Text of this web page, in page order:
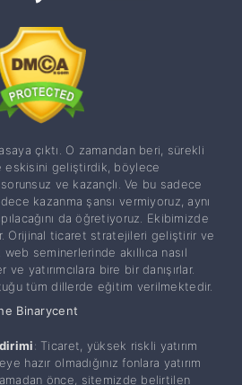
çıktı. O zamandan beri, sürekli
eskisini geliştirdik, böylece
ve kazançlı. Ve bu sadece
kazanma şansı vermiyoruz, aynı
da öğretiyoruz. Ekibimizde
Orijinal ticaret stratejileri geliştirir ve
web seminerlerinde akıllıca nasıl
ve yatırımcılara bire bir danışırlar.
tüm dillerde eğitim verilmektedir.
Binarycent
: Ticaret, yüksek riskli yatırım
hazır olmadığınız fonlara yatırım
önce, sitemizde belirtilen